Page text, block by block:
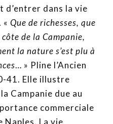
d’entrer dans la vie
« Que de richesses, que
de la Campanie,
la nature s’est plu à
… » Pline l’Ancien
41. Elle illustre
Campanie due au
commerciale
Naples. La vie